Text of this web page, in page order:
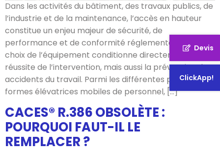
Devis
ClickApp!
Dans les activités du bâtiment, des travaux publics, de
l’industrie et de la maintenance, l’accès en hauteur
constitue un enjeu majeur de sécurité, de
performance et de conformité réglementaire. Le
choix de l’équipement conditionne directement la
réussite de l’intervention, mais aussi la prévention des
accidents du travail. Parmi les différentes plates-
formes élévatrices mobiles de personnel, […]
CACES® R.386 OBSOLÈTE :
POURQUOI FAUT-IL LE
REMPLACER ?